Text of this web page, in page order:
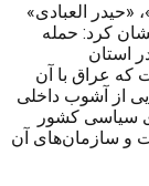
«حیدر العبادی»
کرد: حمله
استان
که عراق با آن
از آشوب داخلی
سیاسی کشور
و سازمان‌های آن